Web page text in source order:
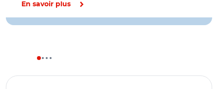
En savoir plus